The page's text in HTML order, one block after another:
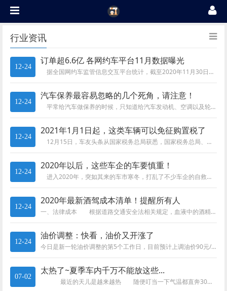
行业资讯
12-24
订单超6.6亿 各网约车平台11月数据曝光
据全国网约车监管信息交互平台统计，截至2020年11月30日，全国共有210家网约车平台公司取得网约车平台经营许可，各...
12-24
汽车保养最容易忽略的几个死角，请注意！
平常给汽车做保养的时候，只知道给汽车发动机、空调以及轮胎等零件做保养。但是却常常会忽略汽车上面的一些死角，比如安全带、...
12-24
2021年1月1日起，这类车辆可以免征购置税了
12月15日，车友头条从国家税务总局获悉，国家税务总局、工信部于近日联合发布了《关于设有固定装置的非运输专用作业车辆免...
12-24
2020年以后，这些车企的车要慎重！
进入2020年，突如其来的车市寒冬，打乱了不少车企的自救计划。很多老牌车应接不暇，要么宣布破产要么在破产的路上。同样经...
12-24
2020年最新酒驾成本清单！提醒所有人
一、法律成本 根据道路交通安全法相关规定，血液中的酒精含量大于或者等于20mg/100ml就属于酒驾，达到80mg/1...
12-24
油价调整：快看，油价又开涨了
今日是新一轮油价调整的第5个工作日，目前预计上调油价90元/吨，折合升计算为上涨油价0.06元/升-0.8元/升，相比昨...
07-02
太热了~夏季车内千万不能放这些...
最近的天儿是越来越热 随便叮当一下气温都直奔30℃ 这时候 要是还能来上一杯冰镇的可乐 简直快乐似...